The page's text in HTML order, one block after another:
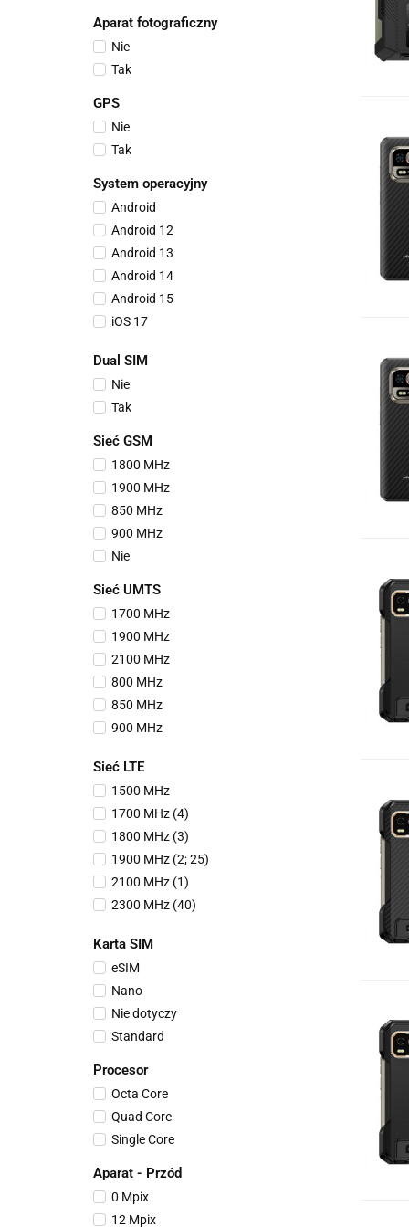
2712 x 1220
2796 x 1290
320 x 240
HSUPA
LTE
UMTS (WCDMA)
WAP
Aparat fotograficzny
Nie
Tak
GPS
Nie
Tak
System operacyjny
Android
Android 12
Android 13
Android 14
Android 15
iOS 17
Producenta
Dual SIM
Nie
Tak
Sieć GSM
1800 MHz
1900 MHz
850 MHz
900 MHz
Nie
Sieć UMTS
1700 MHz
1900 MHz
2100 MHz
800 MHz
850 MHz
900 MHz
Sieć LTE
1500 MHz
1700 MHz (4)
1800 MHz (3)
1900 MHz (2; 25)
2100 MHz (1)
2300 MHz (40)
2600 MHz (38)
3400 MHz (42)
3500 MHz
3600 MHz (43)
3700 MHz
4700 MHz
5200 MHz
700 MHz (28)
800 MHz (20)
900 MHz (8)
Nie
Karta SIM
eSIM
Nano
Nie dotyczy
Standard
Procesor
Octa Core
Quad Core
Single Core
Aparat - Przód
0 Mpix
12 Mpix